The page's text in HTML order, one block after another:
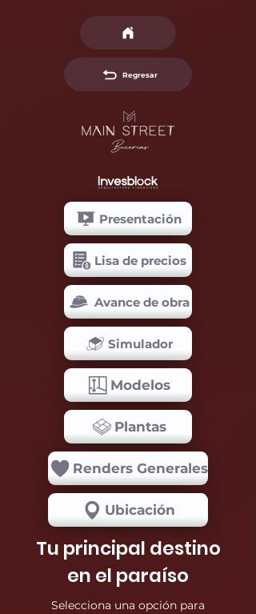
Regresar
Presentación
Lisa de precios
Avance de obra
Simulador
Modelos
Plantas
Renders Generales
Ubicación
Tu principal destino
en el paraíso
Selecciona una opción para